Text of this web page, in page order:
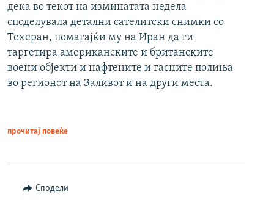
дека во текот на изминатата недела
споделувала детални сателитски снимки со
Техеран, помагајќи му на Иран да ги
таргетира американските и британските
воени објекти и нафтените и гасните полиња
во регионот на Заливот и на други места.
прочитај повеќе
Сподели